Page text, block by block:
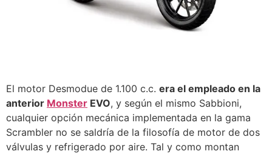
El motor Desmodue de 1.100 c.c. era el empleado en la
anterior Monster EVO, y según el mismo Sabbioni,
cualquier opción mecánica implementada en la gama
Scrambler no se saldría de la filosofía de motor de dos
válvulas y refrigerado por aire. Tal y como montan